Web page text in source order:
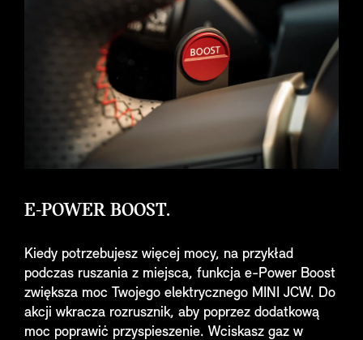
E-POWER BOOST.
Kiedy potrzebujesz więcej mocy, na przykład
podczas ruszania z miejsca, funkcja e-Power Boost
zwiększa moc Twojego elektrycznego MINI JCW. Do
akcji wkracza rozrusznik, aby poprzez dodatkową
moc poprawić przyspieszenie. Wciskasz gaz w